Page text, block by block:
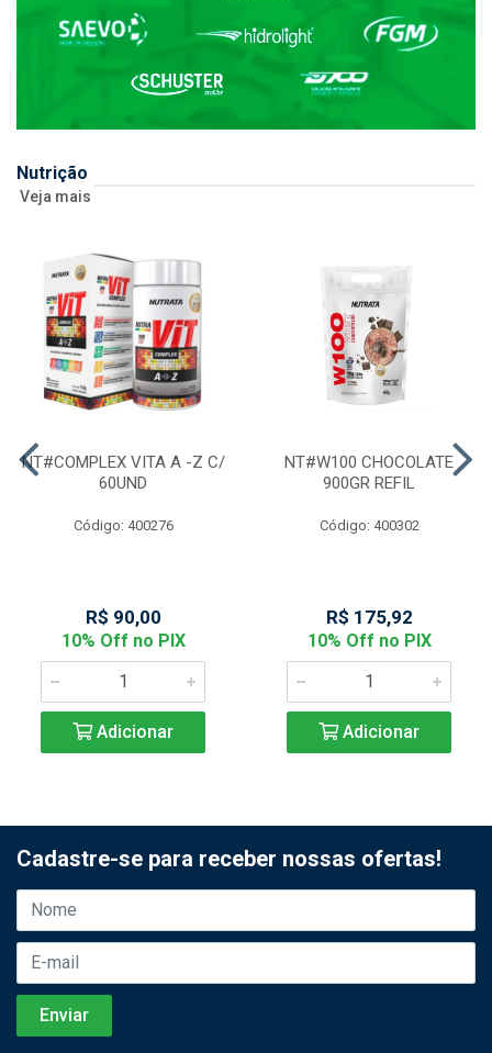
Nutrição
Veja mais
NT#COMPLEX VITA A -Z C/
60UND
Código: 400276
R$ 90,00
10% Off no PIX
Adicionar
NT#W100 CHOCOLATE
900GR REFIL
Código: 400302
R$ 175,92
10% Off no PIX
Adicionar
Cadastre-se para receber nossas ofertas!